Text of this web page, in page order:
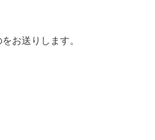
お送りします。